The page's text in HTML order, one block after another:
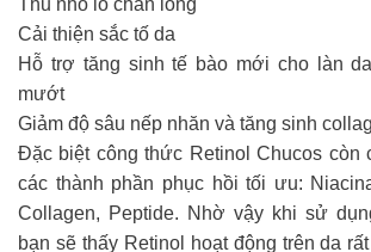
Cải thiện sắc tố da
Hỗ trợ tăng sinh tế bào mới cho làn
mướt
Giảm độ sâu nếp nhăn và tăng sinh
Đặc biệt công thức Retinol Chucos còn
các thành phần phục hồi tối ưu:
Collagen, Peptide. Nhờ vậy khi sử
bạn sẽ thấy Retinol hoạt động trên da